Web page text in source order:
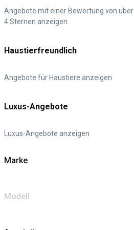
Angebote mit einer Bewertung von über
4 Sternen anzeigen
Haustierfreundlich
Angebote für Haustiere anzeigen
Luxus-Angebote
Luxus-Angebote anzeigen
Marke
Modell